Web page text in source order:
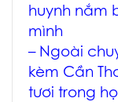
huynh nắm
mình
– Ngoài
kèm Cần
tươi trong